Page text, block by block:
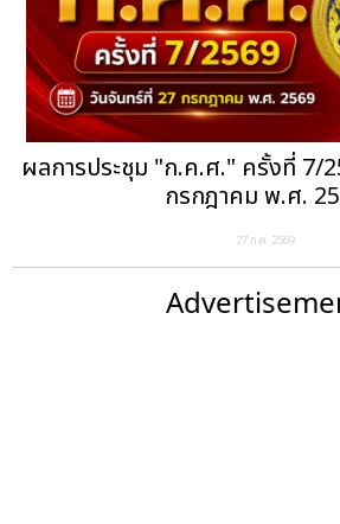
ผลการประชุม "ก.ค.ศ." ครั้งที่ 7/
กรกฎาคม พ.ศ.
27 ก.ค. 2569